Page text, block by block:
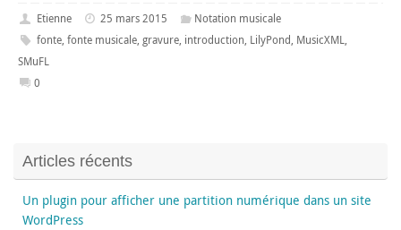
Etienne 25 mars 2015
Notation musicale
fonte, fonte musicale, gravure, introduction, LilyPond, MusicXML,
SMuFL
0
Articles récents
Un plugin pour afficher une partition numérique dans un site
WordPress